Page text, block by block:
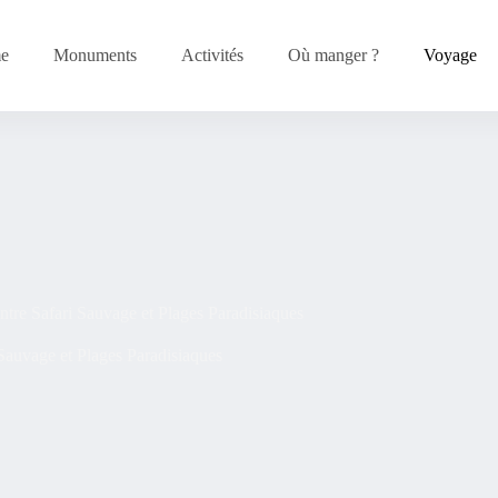
Monuments Activités Où manger ? Voyage